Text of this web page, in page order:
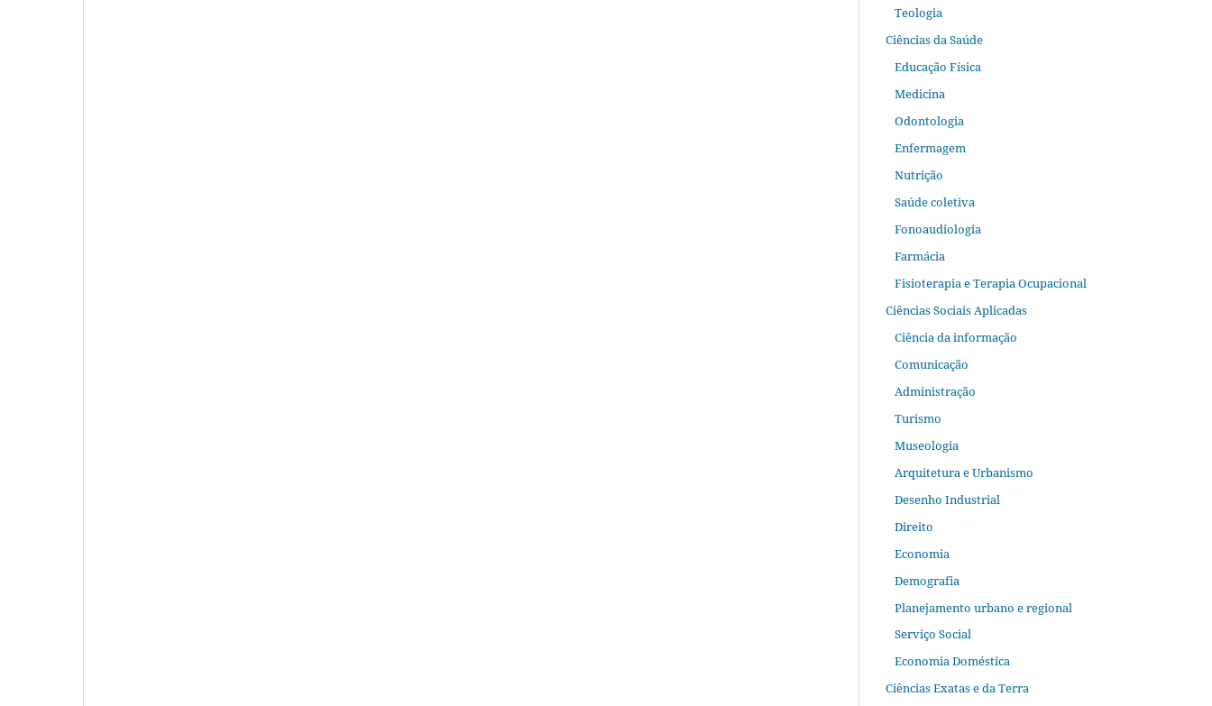
Teologia
Ciências da Saúde
Educação Física
Medicina
Odontologia
Enfermagem
Nutrição
Saúde coletiva
Fonoaudiologia
Farmácia
Fisioterapia e Terapia Ocupacional
Ciências Sociais Aplicadas
Ciência da informação
Comunicação
Administração
Turismo
Museologia
Arquitetura e Urbanismo
Desenho Industrial
Direito
Economia
Demografia
Planejamento urbano e regional
Serviço Social
Economia Doméstica
Ciências Exatas e da Terra